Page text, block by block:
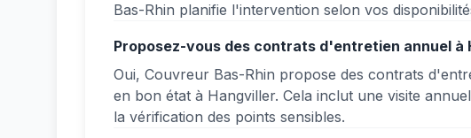
Bas-Rhin planifie l'intervention selon vos
Proposez-vous des contrats d'entretien annuel à
Oui, Couvreur Bas-Rhin propose des contrats
en bon état à Hangviller. Cela inclut une visite
la vérification des points sensibles.